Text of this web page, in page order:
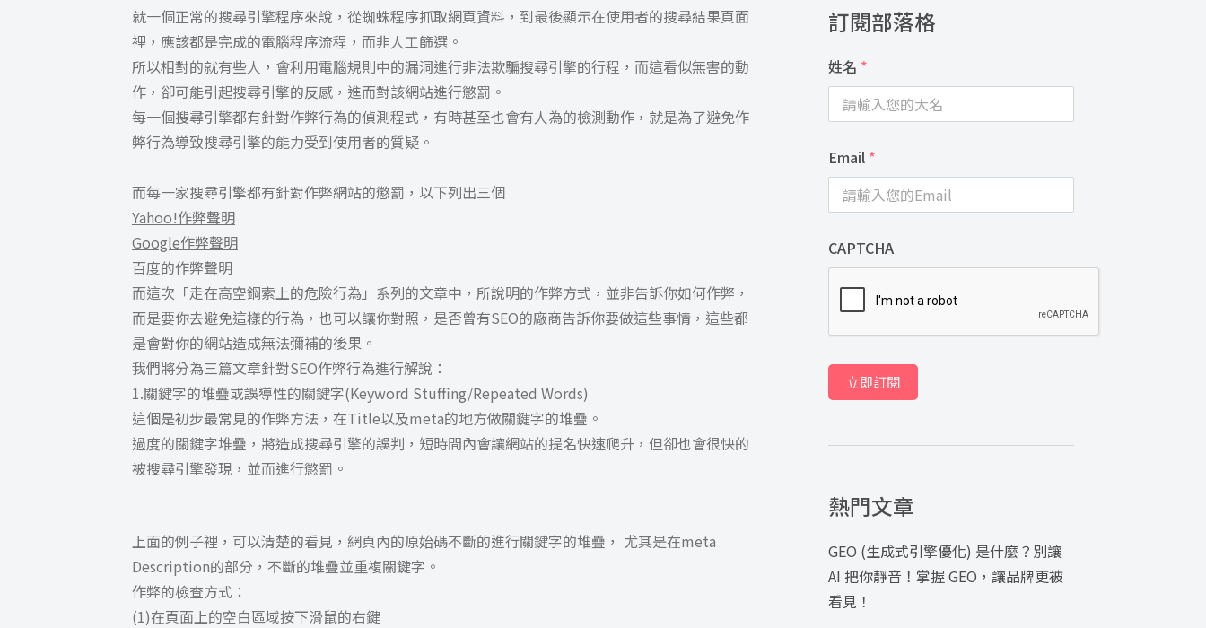
就一個正常的搜尋引擎程序來說，從蜘蛛程序抓取網頁資料，到最後顯示在使用者的搜尋結果頁面
裡，應該都是完成的電腦程序流程，而非人工篩選。
所以相對的就有些人，會利用電腦規則中的漏洞進行非法欺騙搜尋引擎的行程，而這看似無害的動
作，卻可能引起搜尋引擎的反感，進而對該網站進行懲罰。
每一個搜尋引擎都有針對作弊行為的偵測程式，有時甚至也會有人為的檢測動作，就是為了避免作
弊行為導致搜尋引擎的能力受到使用者的質疑。
而每一家搜尋引擎都有針對作弊網站的懲罰，以下列出三個
Yahoo!作弊聲明
Google作弊聲明
百度的作弊聲明
而這次「走在高空鋼索上的危險行為」系列的文章中，所說明的作弊方式，並非告訴你如何作弊，
而是要你去避免這樣的行為，也可以讓你對照，是否曾有SEO的廠商告訴你要做這些事情，這些都
是會對你的網站造成無法彌補的後果。
我們將分為三篇文章針對SEO作弊行為進行解說：
1.關鍵字的堆疊或誤導性的關鍵字(Keyword Stuffing/Repeated Words)
這個是初步最常見的作弊方法，在Title以及meta的地方做關鍵字的堆疊。
過度的關鍵字堆疊，將造成搜尋引擎的誤判，短時間內會讓網站的提名快速爬升，但卻也會很快的
被搜尋引擎發現，並而進行懲罰。
上面的例子裡，可以清楚的看見，網頁內的原始碼不斷的進行關鍵字的堆疊， 尤其是在meta
Description的部分，不斷的堆疊並重複關鍵字。
作弊的檢查方式：
(1)在頁面上的空白區域按下滑鼠的右鍵
訂閱部落格
姓名 *
Email *
CAPTCHA
立即訂閱
熱門文章
GEO (生成式引擎優化) 是什麼？別讓
AI 把你靜音！掌握 GEO，讓品牌更被
看見！